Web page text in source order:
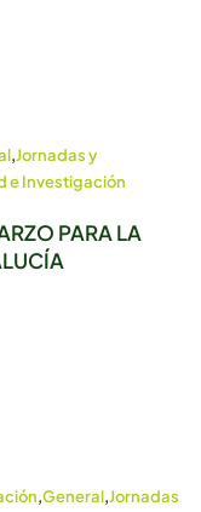
,Jornadas y
e Investigación
PARA LA
,General,Jornadas